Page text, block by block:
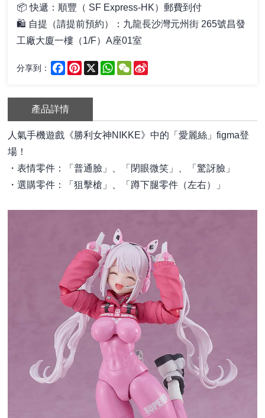
📦快遞：順豐（ SF Express-HK）郵費到付
🛍️ 自提 （請提前預約） ： 九龍長沙灣元州街 265號昌發
工廠大廈一樓（1/F）A座01室
分享到： Facebook
Pinterest
X WhatsApp
WeChat
產品詳情
人氣手機遊戲《勝利女神NIKKE》中的「愛麗絲」figma登
場！
・表情零件：「普通臉」、「閉眼微笑」、「驚訝臉」
・選購零件：「狙擊槍」、「蹲下腿零件（左右）」